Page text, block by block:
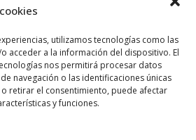
utilizamos tecnologías como las
acceder a la información del dispositivo. El
nos permitirá procesar datos
navegación o las identificaciones únicas
retirar el consentimiento, puede afectar
y funciones.
2025